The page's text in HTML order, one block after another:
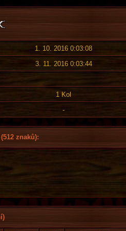
1. 10. 2016 0:03:08
3. 11. 2016 0:03:44
1 Kol
-
znaků):